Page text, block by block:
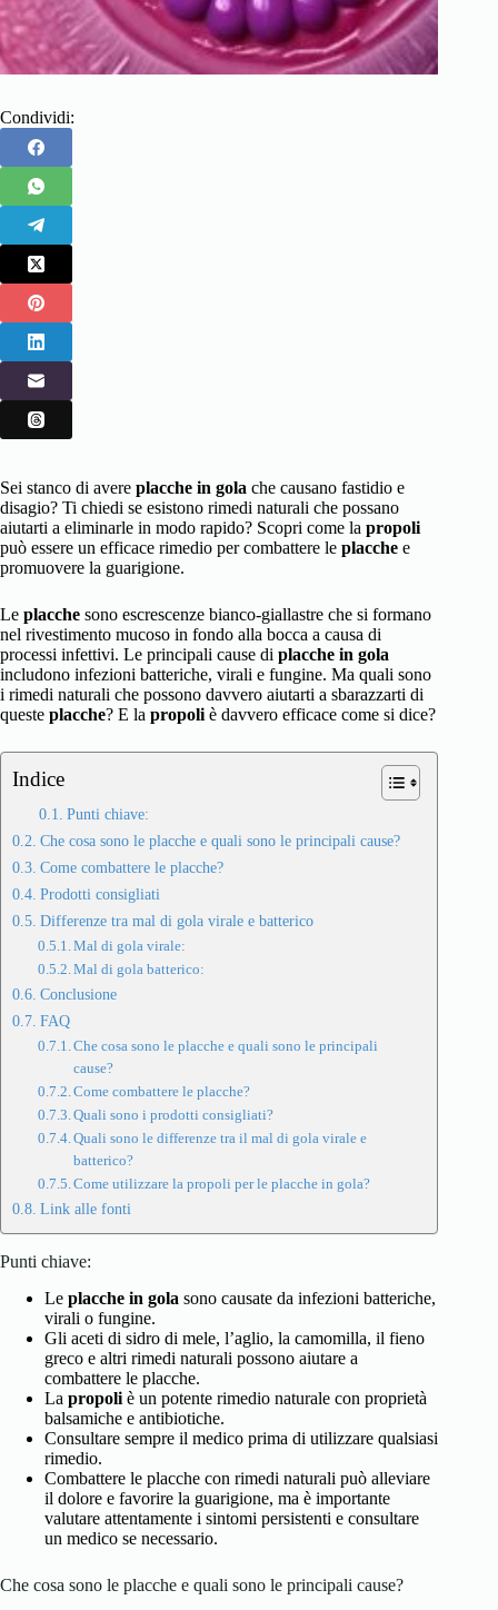
Condividi:
Sei stanco di avere placche in gola che causano fastidio e
disagio? Ti chiedi se esistono rimedi naturali che possano
aiutarti a eliminarle in modo rapido? Scopri come la propoli
può essere un efficace rimedio per combattere le placche e
promuovere la guarigione.
Le placche sono escrescenze bianco-giallastre che si formano
nel rivestimento mucoso in fondo alla bocca a causa di
processi infettivi. Le principali cause di placche in gola
includono infezioni batteriche, virali e fungine. Ma quali sono
i rimedi naturali che possono davvero aiutarti a sbarazzarti di
queste placche? E la propoli è davvero efficace come si dice?
Indice
Punti chiave:
Che cosa sono le placche e quali sono le principali cause?
Come combattere le placche?
Prodotti consigliati
Differenze tra mal di gola virale e batterico
Mal di gola virale:
Mal di gola batterico:
Conclusione
FAQ
Che cosa sono le placche e quali sono le principali
cause?
Come combattere le placche?
Quali sono i prodotti consigliati?
Quali sono le differenze tra il mal di gola virale e
batterico?
Come utilizzare la propoli per le placche in gola?
Link alle fonti
Punti chiave:
Le placche in gola sono causate da infezioni batteriche,
virali o fungine.
Gli aceti di sidro di mele, l’aglio, la camomilla, il fieno
greco e altri rimedi naturali possono aiutare a
combattere le placche.
La propoli è un potente rimedio naturale con proprietà
balsamiche e antibiotiche.
Consultare sempre il medico prima di utilizzare qualsiasi
rimedio.
Combattere le placche con rimedi naturali può alleviare
il dolore e favorire la guarigione, ma è importante
valutare attentamente i sintomi persistenti e consultare
un medico se necessario.
Che cosa sono le placche e quali sono le principali cause?